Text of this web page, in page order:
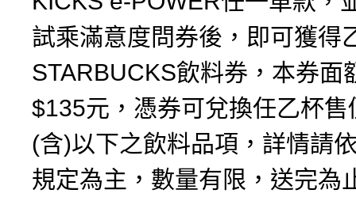
試乘滿意度問券後，即可獲得
STARBUCKS飲料券，本券面
$135元，憑券可兌換任乙杯售
(含)以下之飲料品項，詳情請
規定為主，數量有限，送完為